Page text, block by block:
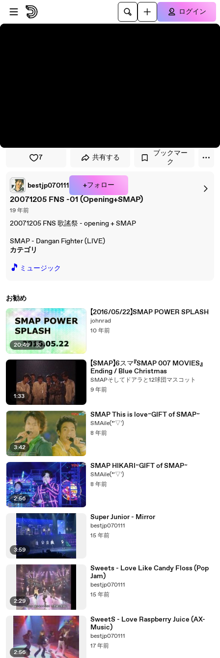
プレイヤーにスキップ
メインコンテンツにスキップ
ログイン
7 共有する
ブックマー
ク
bestjp070111 +フォロー
20071205 FNS -01 (Opening+SMAP)
19 年前
20071205 FNS 歌謠祭 - opening + SMAP
SMAP - Dangan Fighter (LIVE)
カテゴリ
🎵 ミュージック
お勧め
20:49 | 次
【2016/05/22】SMAP POWER SPLASH
johnrad
10 年前
1:33
【SMAP】6スマ『SMAP 007 MOVIES』
Ending / Blue Christmas
SMAPそしてドアラと12球団マスコット
9 年前
3:42
SMAP This is love~GIFT of SMAP~
SMAile(*'▽')
8 年前
2:56
SMAP HIKARI~GIFT of SMAP~
SMAile(*'▽')
8 年前
3:59
Super Junior - Mirror
bestjp070111
15 年前
2:29
Sweets - Love Like Candy Floss (Pop
Jam)
bestjp070111
15 年前
2:56
SweetS - Love Raspberry Juice (AX-
Music)
bestjp070111
17 年前